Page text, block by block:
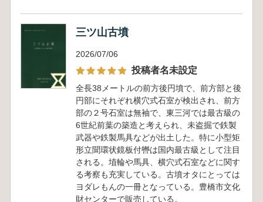
三ツ山古墳
2026/07/06
投稿者名未設定
全長38メートルの前方後円墳で、前方部と後
円部にそれぞれ横穴式石室が検出され、前方
部の２号石室は無袖で、東三河では最古級の
6世紀前葉の築造と考えられ、未盗掘で鉄製
武器や鉄製馬具などが出土した。特に小型矩
形立聞環状鏡板付轡は国内最古級として注目
される。埴輪や馬具、横穴式石室などに関す
る考察も充実している。古墳オタにとっては
ヨダレもんの一冊となっている。豊橋市文化
財センターで販売している。